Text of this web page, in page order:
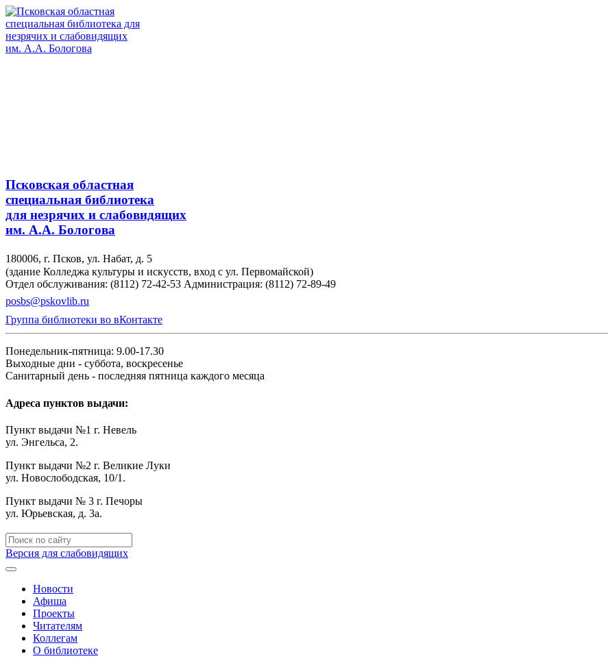
Псковская областная
специальная библиотека
для незрячих и слабовидящих
им. А.А. Бологова
180006, г. Псков, ул. Набат, д. 5
(здание Колледжа культуры и искусств, вход с ул. Первомайской)
Отдел обслуживания: (8112) 72-42-53 Администрация: (8112) 72-89-49
posbs@pskovlib.ru
Группа библиотеки во вКонтакте
Понедельник-пятница: 9.00-17.30
Выходные дни - суббота, воскресенье
Санитарный день - последняя пятница каждого месяца
Адреса пунктов выдачи:
Пункт выдачи №1 г. Невель
ул. Энгельса, 2.
Пункт выдачи №2 г. Великие Луки
ул. Новослободская, 10/1.
Пункт выдачи № 3 г. Печоры
ул. Юрьевская, д. 3а.
Версия для слабовидящих
Новости
Афиша
Проекты
Читателям
Коллегам
О библиотеке